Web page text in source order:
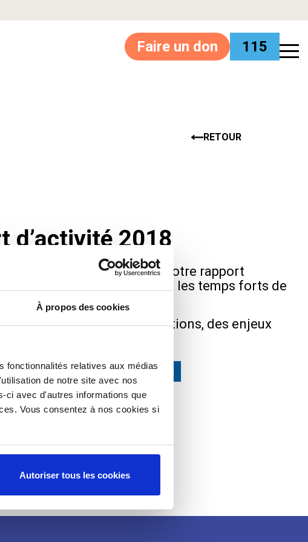
À propos des cookies
fonctionnalités relatives aux médias
de notre site avec nos
ci avec d'autres informations que
Vous consentez à nos cookies si
Autoriser tous les cookies
Faire un don 115
RETOUR
d’activité 2018
le plaisir de vous présenter notre rapport
retrace les actions menées, les temps forts de
et les projets engagés.
offre un aperçu des réalisations, des enjeux
à découvrir dès à présent